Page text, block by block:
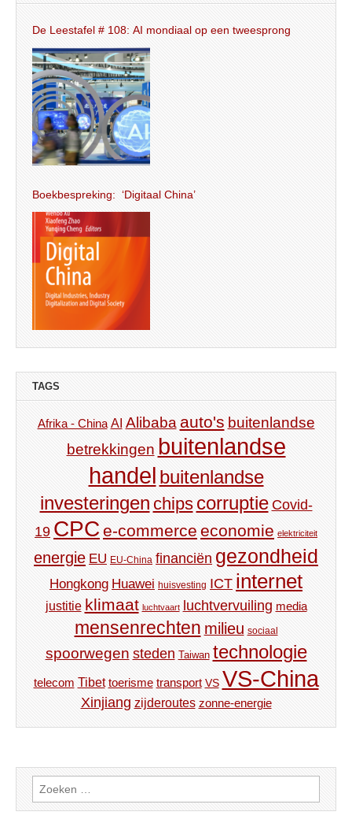
De Leestafel # 108: AI mondiaal op een tweesprong
Boekbespreking: ‘Digitaal China’
TAGS
Afrika - China AI Alibaba auto's buitenlandse
betrekkingen buitenlandse
handel buitenlandse
investeringen chips corruptie Covid-
19 CPC e-commerce economie elektriciteit
energie EU EU-China financiën gezondheid
Hongkong Huawei huisvesting ICT internet
justitie klimaat luchtvaart luchtvervuiling media
mensenrechten milieu sociaal
spoorwegen steden Taiwan technologie
telecom Tibet toerisme transport VS VS-China
Xinjiang zijderoutes zonne-energie
Zoeken
naar: